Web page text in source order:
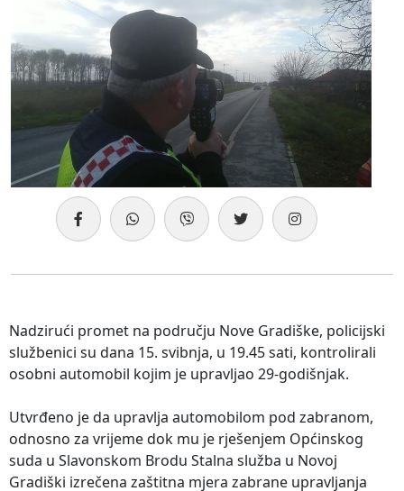
Nadzirući promet na području Nove Gradiške, policijski
službenici su dana 15. svibnja, u 19.45 sati, kontrolirali
osobni automobil kojim je upravljao 29-godišnjak.
Utvrđeno je da upravlja automobilom pod zabranom,
odnosno za vrijeme dok mu je rješenjem Općinskog
suda u Slavonskom Brodu Stalna služba u Novoj
Gradiški izrečena zaštitna mjera zabrane upravljanja